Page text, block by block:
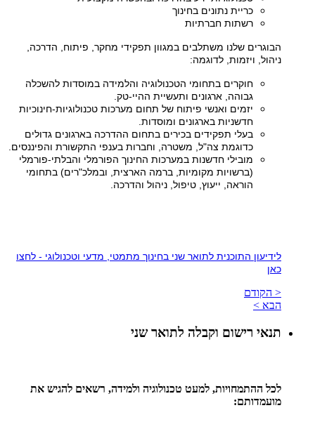
כריית נתונים בחינוך
רשתות חברתיות
הבוגרים שלנו משתלבים במגוון תפקידי מחקר, פיתוח, הדרכה,
ניהול, ויזמות, לדוגמה:
חוקרים בתחומי הטכנולוגיה והלמידה במוסדות להשכלה
גבוהה, ארגונים ותעשיית ההיי-טק.
יזמים ואנשי פיתוח של תחום מערכות טכנולוגיות-חינוכיות
חדשניות בארגונים ומוסדות.
בעלי תפקידים בכירים בתחום ההדרכה בארגונים גדולים
כדוגמת צה"ל, משטרה, וחברות בענפי התקשורת והפיננסים.
מובילי חדשנות במערכות החינוך הפורמלי והבלתי-פורמלי
(ברשויות מקומיות, ברמה הארצית, ובמלכ"רים) בתחומי
הוראה, ייעוץ, טיפול, ניהול והדרכה.
לידיעון התוכנית לתואר שני בחינוך מתמטי, מדעי וטכנולוגי - לחצו
כאן
< הקודם
הבא >
תנאי רישום וקבלה לתואר שני
לכל ההתמחויות, למעט טכנולוגיה ולמידה, רשאים להגיש את
מועמדותם: